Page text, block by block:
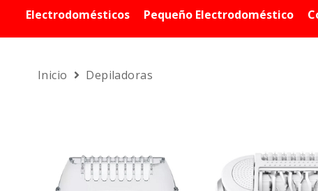
Electrodomésticos Pequeño Electrodoméstico
Inicio  Depiladoras